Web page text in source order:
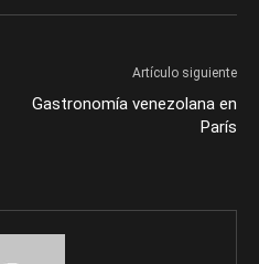
Artículo siguiente
Gastronomía venezolana en
París